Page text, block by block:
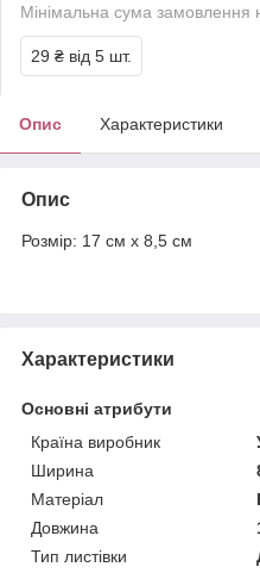
Мінімальна сума замовлення
29 ₴ від 5 шт.
Опис Характеристики
Опис
Розмір: 17 см х 8,5 см
Характеристики
Основні атрибути
Країна виробник
Ширина
Матеріал
Довжина
Тип листівки